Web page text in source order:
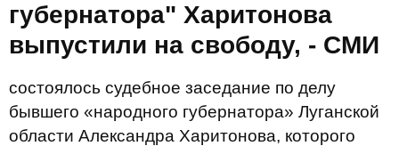
губернатора" Харитонова
выпустили на свободу, - СМИ
состоялось судебное заседание по делу
бывшего «народного губернатора» Луганской
области Александра Харитонова, которого